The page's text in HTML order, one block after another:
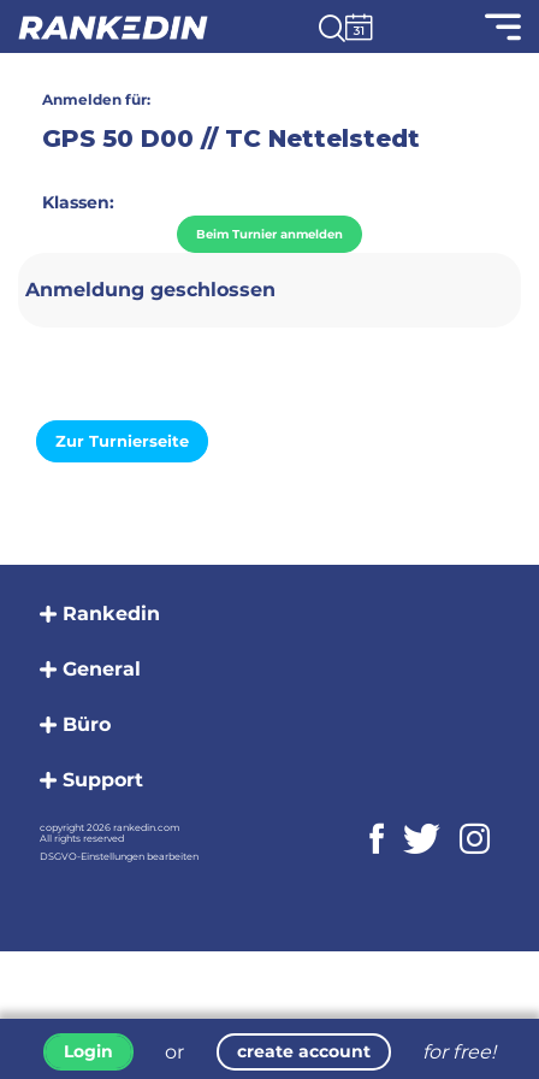
Anmelden für:
GPS 50 D00 // TC Nettelstedt
Klassen:
Beim Turnier anmelden
Anmeldung geschlossen
Zur Turnierseite
Login or create account for free!
Rankedin
General
Büro
Support
copyright 2026 rankedin.com
All rights reserved
DSGVO-Einstellungen bearbeiten